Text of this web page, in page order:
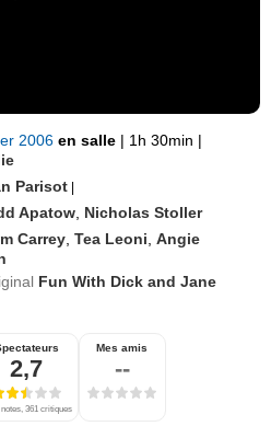
2006en salle | 1h 30min |
Parisot |
Apatow Nicholas Stoller
Carrey ,Tea Leoni ,Angie
Fun With Dick and Jane
2,7
notes, 361 critiques
Mes amis
--